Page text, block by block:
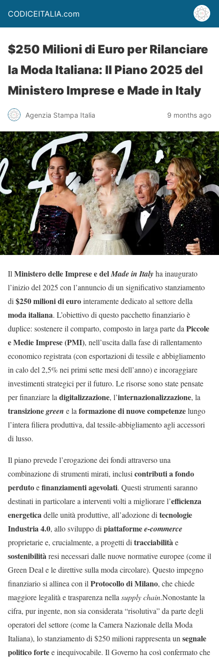
CODICEITALIA.com
$250 Milioni di Euro per Rilanciare
la Moda Italiana: Il Piano 2025 del
Ministero Imprese e Made in Italy
Agenzia Stampa Italia 9 months ago
IlMinistero delle Imprese e delMade in Italyha inaugurato
l’inizio del 2025 con l’annuncio di un significativo stanziamento
di$250 milioni di eurointeramente dedicato al settore della
moda italiana. L’obiettivo di questo pacchetto finanziario è
duplice: sostenere il comparto, composto in larga parte daPiccole
e Medie Imprese (PMI), nell’uscita dalla fase di rallentamento
economico registrata (con esportazioni di tessile e abbigliamento
in calo del 2,5% nei primi sette mesi dell’anno) e incoraggiare
investimenti strategici per il futuro. Le risorse sono state pensate
per finanziare ladigitalizzazione, l’internazionalizzazione, la
transizionegreen e laformazione di nuove competenzelungo
l’intera filiera produttiva, dal tessile-abbigliamento agli accessori
di lusso.
Il piano prevede l’erogazione dei fondi attraverso una
combinazione di strumenti mirati, inclusicontributi a fondo
perdutoefinanziamenti agevolati. Questi strumenti saranno
destinati in particolare a interventi volti a migliorare l’efficienza
energeticadelle unità produttive, all’adozione ditecnologie
Industria 4.0, allo sviluppo dipiattaformee-commerce
proprietarie e, crucialmente, a progetti ditracciabilitàe
sostenibilitàresi necessari dalle nuove normative europee (come il
Green Deal e le direttive sulla moda circolare). Questo impegno
finanziario si allinea con ilProtocollo di Milano, che chiede
maggiore legalità e trasparenza nellasupply chain.Nonostante la
cifra, pur ingente, non sia considerata “risolutiva” da parte degli
operatori del settore (come la Camera Nazionale della Moda
Italiana), lo stanziamento di $250 milioni rappresenta unsegnale
politico fortee inequivocabile. Il Governo ha così confermato che